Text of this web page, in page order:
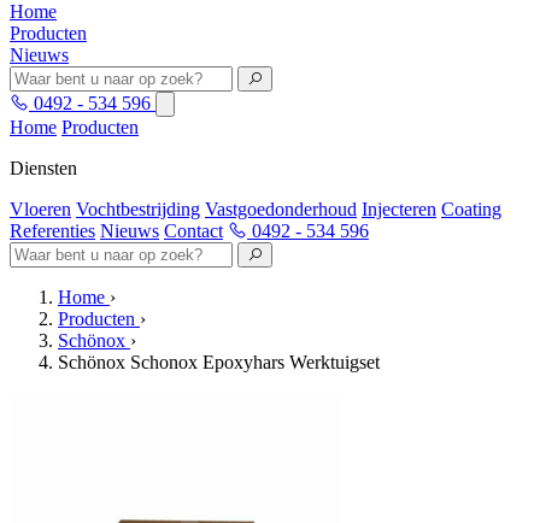
Home
Producten
Nieuws
0492 - 534 596
Home Producten
Diensten
Vloeren Vochtbestrijding Vastgoedonderhoud Injecteren Coating
Referenties Nieuws Contact 0492 - 534 596
Home ›
Producten ›
Schönox ›
Schönox Schonox Epoxyhars Werktuigset